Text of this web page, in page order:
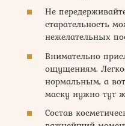
Не
старательность
нежелательных
Внимательно
ощущениям.
нормальным, а
маску нужно тут
Состав